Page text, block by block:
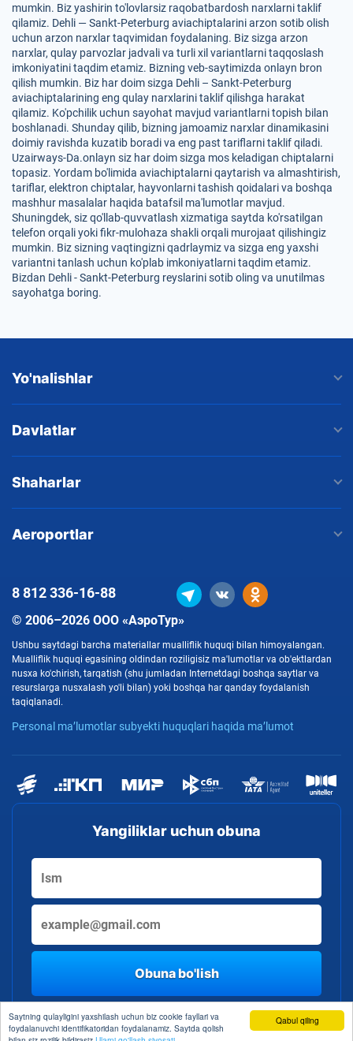
Qabul qiling
Saytning qulayligini yaxshilash uchun biz cookie fayllari va
foydalanuvchi identifikatoridan foydalanamiz. Saytda qolish
mumkin. Biz yashirin to'lovlarsiz raqobatbardosh narxlarni taklif
qilamiz. Dehli — Sankt-Peterburg aviachiptalarini arzon sotib olish
uchun arzon narxlar taqvimidan foydalaning. Biz sizga arzon
narxlar, qulay parvozlar jadvali va turli xil variantlarni taqqoslash
imkoniyatini taqdim etamiz. Bizning veb-saytimizda onlayn bron
qilish mumkin. Biz har doim sizga Dehli – Sankt-Peterburg
aviachiptalarining eng qulay narxlarini taklif qilishga harakat
qilamiz. Ko'pchilik uchun sayohat mavjud variantlarni topish bilan
boshlanadi. Shunday qilib, bizning jamoamiz narxlar dinamikasini
doimiy ravishda kuzatib boradi va eng past tariflarni taklif qiladi.
Uzairways-Da.onlayn siz har doim sizga mos keladigan chiptalarni
topasiz. Yordam bo'limida aviachiptalarni qaytarish va almashtirish,
tariflar, elektron chiptalar, hayvonlarni tashish qoidalari va boshqa
mashhur masalalar haqida batafsil ma'lumotlar mavjud.
Shuningdek, siz qo'llab-quvvatlash xizmatiga saytda ko'rsatilgan
telefon orqali yoki fikr-mulohaza shakli orqali murojaat qilishingiz
mumkin. Biz sizning vaqtingizni qadrlaymiz va sizga eng yaxshi
variantni tanlash uchun ko'plab imkoniyatlarni taqdim etamiz.
Bizdan Dehli - Sankt-Peterburg reyslarini sotib oling va unutilmas
sayohatga boring.
Yo'nalishlar
Davlatlar
Shaharlar
Aeroportlar
Yangiliklar uchun obuna
Obuna bo'lish
© 2006–2026 ООО «АэроТур»
Ushbu saytdagi barcha materiallar mualliflik huquqi bilan himoyalangan.
Mualliflik huquqi egasining oldindan roziligisiz ma'lumotlar va ob'ektlardan
nusxa ko'chirish, tarqatish (shu jumladan Internetdagi boshqa saytlar va
resurslarga nusxalash yo'li bilan) yoki boshqa har qanday foydalanish
taqiqlanadi.
Personal ma’lumotlar subyekti huquqlari haqida ma’lumot
8 812336-16-88